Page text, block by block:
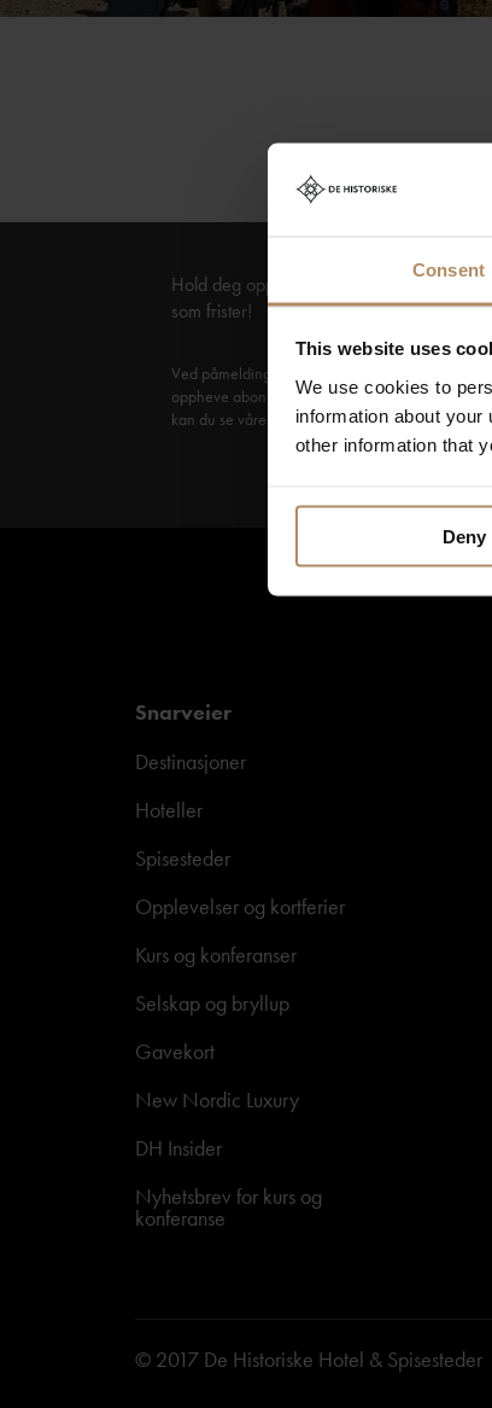
Consent
This website uses
We use cookies to
information about
other information that
Deny
Hold deg oppdatert på nyheter, og få
som frister!
Ved påmelding godkjenner du at De Historiske
oppheve abonnementet når som helst. Hvis du
kan du se våre retningslinjerher.
Snarveier
Destinasjoner
Hoteller
Spisesteder
Opplevelser og kortferier
Kurs og konferanser
Selskap og bryllup
Gavekort
New Nordic Luxury
DH Insider
Nyhetsbrev for kurs og
konferanse
© 2017 De Historiske Hotel & Spisesteder